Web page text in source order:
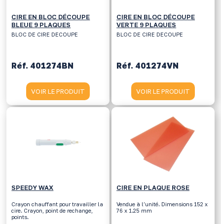
CIRE EN BLOC DÉCOUPE
BLEUE 9 PLAQUES
BLOC DE CIRE DECOUPE
Réf. 401274BN
VOIR LE PRODUIT
CIRE EN BLOC DÉCOUPE
VERTE 9 PLAQUES
BLOC DE CIRE DECOUPE
Réf. 401274VN
VOIR LE PRODUIT
SPEEDY WAX
Crayon chauffant pour travailler la
cire. Crayon, point de rechange,
points.
CIRE EN PLAQUE ROSE
Vendue à l’unité. Dimensions 152 x
76 x 1.25 mm